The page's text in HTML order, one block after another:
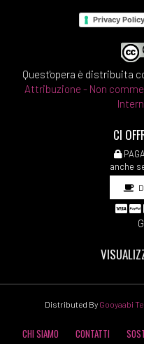
Privacy Policy
Quest'opera è distribuita
Attribuzione - Non
CI
anche
Distributed By Gooyaabi
CHI SIAMO CONTATTI